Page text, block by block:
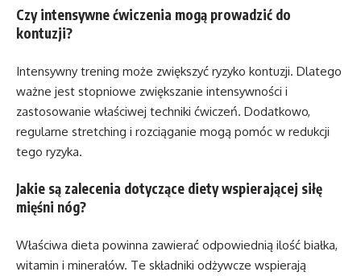
Czy intensywne ćwiczenia mogą prowadzić do
kontuzji?
Intensywny trening może zwiększyć ryzyko kontuzji. Dlatego
ważne jest stopniowe zwiększanie intensywności i
zastosowanie właściwej techniki ćwiczeń. Dodatkowo,
regularne stretching i rozciąganie mogą pomóc w redukcji
tego ryzyka.
Jakie są zalecenia dotyczące diety wspierającej siłę
mięśni nóg?
Właściwa dieta powinna zawierać odpowiednią ilość białka,
witamin i minerałów. Te składniki odżywcze wspierają